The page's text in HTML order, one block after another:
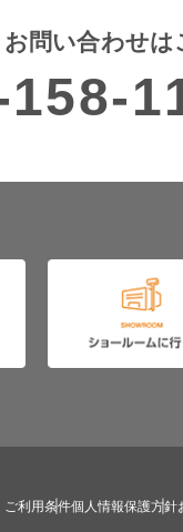
問い合わせは
ご利用条件個人情報保護方針